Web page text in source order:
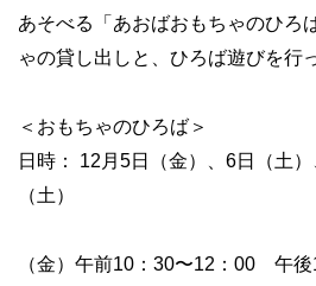
あそべる「あおばおもちゃのひろ
ゃの貸し出しと、ひろば遊びを行
＜おもちゃのひろば＞
日時： 12月5日（金）、6日（土
（土）
（金）午前10：30〜12：00 午